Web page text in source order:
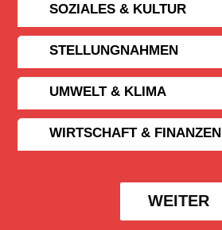
SOZIALES & KULTUR
STELLUNGNAHMEN
UMWELT & KLIMA
WIRTSCHAFT & FINANZEN
WEITER